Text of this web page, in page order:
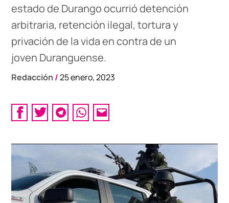
estado de Durango ocurrió detención
arbitraria, retención ilegal, tortura y
privación de la vida en contra de un
joven Duranguense.
Redacción / 25 enero, 2023